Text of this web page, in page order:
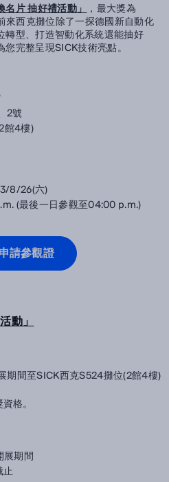
名片 抽好禮活動」，最大獎為
西克攤位除了一探德國新自動化
型、打造智動化系統還能抽好
完整呈現SICK技術亮點。
2號
館4樓)
8/26(六)
(最後一日參觀至04:00 p.m.)
請參觀證
動」
期間至SICK西克S524攤位(2館4樓)
格。
期間
止